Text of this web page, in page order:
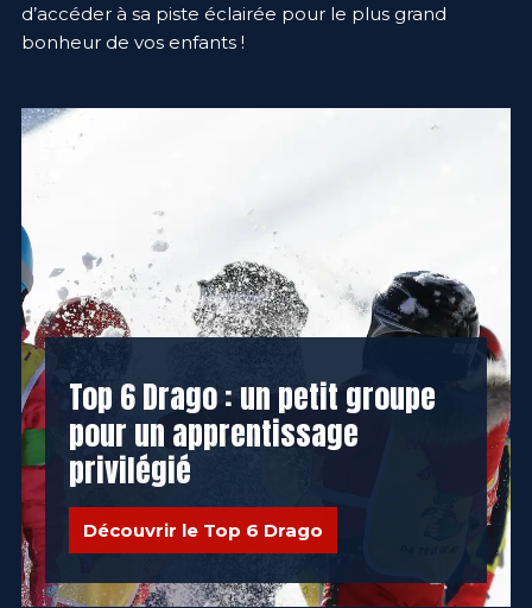
d’accéder à sa piste éclairée pour le plus grand
bonheur de vos enfants !
Top 6 Drago : un petit groupe
pour un apprentissage
privilégié
Découvrir le Top 6 Drago